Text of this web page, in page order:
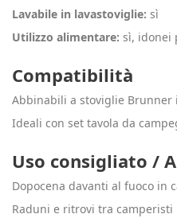
Lavabile in lavastoviglie: sì
Utilizzo alimentare: sì, idonei
Compatibilità
Abbinabili a stoviglie
Ideali con set tavola da
Uso consigliato /
Dopocena davanti al fuoco in
Raduni e ritrovi tra camperisti